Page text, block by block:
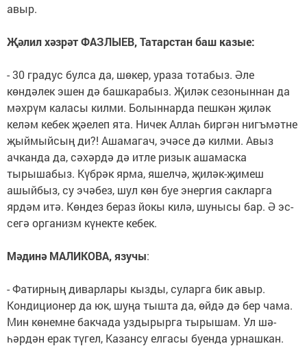
авыр.
Җәлил хәзрәт ФАЗЛЫЕВ, Татарстан баш казые:
- 30 градус булса да, шөкер, ураза тотабыз. Әле
көндәлек эшен дә башкарабыз. Җиләк сезоныннан да
мәхрүм каласы килми. Болыннарда пешкән җиләк
келәм кебек җәелеп ята. Ничек Аллаһ биргән нигъмәтне
җыймыйсың ди?! Ашамагач, эчәсе дә килми. Авыз
ачканда да, сәхәрдә дә итле ризык ашамаска
тырышабыз. Күб­рәк ярма, яшелчә, җиләк-җи­меш
ашыйбыз, су эчәбез, шул көн буе энергия сакларга
ярдәм итә. Көндез бераз йокы килә, шунысы бар. Ә эс­
сегә организм күнекте кебек.
Мәдинә МАЛИКОВА, язучы:
- Фатирның диварлары кызды, суларга бик авыр.
Кондиционер да юк, шуңа тышта да, өйдә дә бер чама.
Мин көнемне бакчада уздырырга тырышам. Ул шә­
һәрдән ерак түгел, Казансу елгасы буенда урнашкан.